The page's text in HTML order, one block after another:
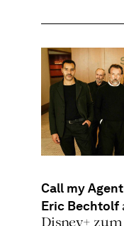
Call my
Eric Bechtolf